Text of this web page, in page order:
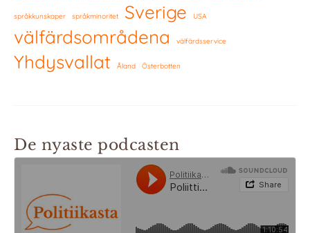
språkkunskaper språkminoritet Sverige USA
välfärdsområdena välfärdsservice
Yhdysvallat Åland Österbotten
De nyaste podcasten